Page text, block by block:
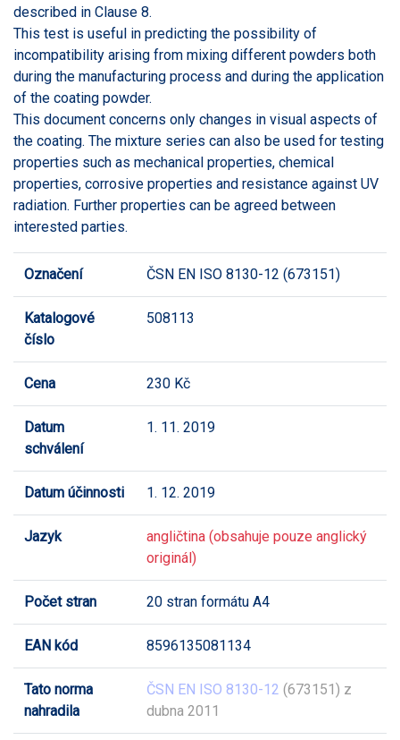
described in Clause 8.
This test is useful in predicting the possibility of
incompatibility arising from mixing different powders both
during the manufacturing process and during the application
of the coating powder.
This document concerns only changes in visual aspects of
the coating. The mixture series can also be used for testing
properties such as mechanical properties, chemical
properties, corrosive properties and resistance against UV
radiation. Further properties can be agreed between
interested parties.
Označení ČSN EN ISO 8130-12 (673151)
Katalogové
číslo
508113
Cena 230 Kč
Datum
schválení
1. 11. 2019
Datum účinnosti 1. 12. 2019
Jazyk
angličtina (obsahuje pouze anglický
originál)
Počet stran 20 stran formátu A4
EAN kód 8596135081134
Tato norma
nahradila
ČSN EN ISO 8130-12 (673151) z
dubna 2011